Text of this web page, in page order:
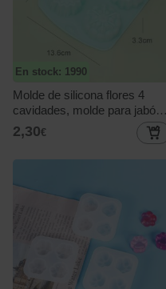
En stock: 1990
Molde de silicona flores 4
cavidades, molde para jabón,
velas y resina
2,30€